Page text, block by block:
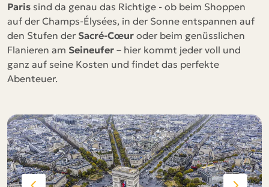
Paris sind da genau das Richtige - ob beim Shoppen
auf der Champs-Élysées, in der Sonne entspannen auf
den Stufen der Sacré-Cœur oder beim genüsslichen
Flanieren am Seineufer – hier kommt jeder voll und
ganz auf seine Kosten und findet das perfekte
Abenteuer.